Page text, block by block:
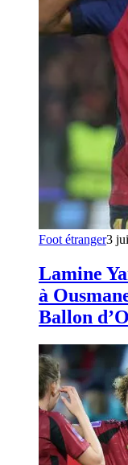
Foot étranger3
Lamine
à
Ballon